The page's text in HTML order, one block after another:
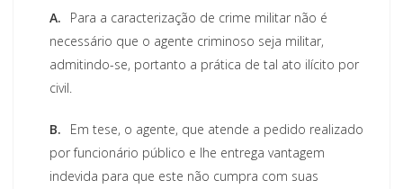
A.
Para a caracterização de crime militar não é
necessário que o agente criminoso seja militar,
admitindo-se, portanto a prática de tal ato ilícito por
civil.
B.
Em tese, o agente, que atende a pedido realizado
por funcionário público e lhe entrega vantagem
indevida para que este não cumpra com suas